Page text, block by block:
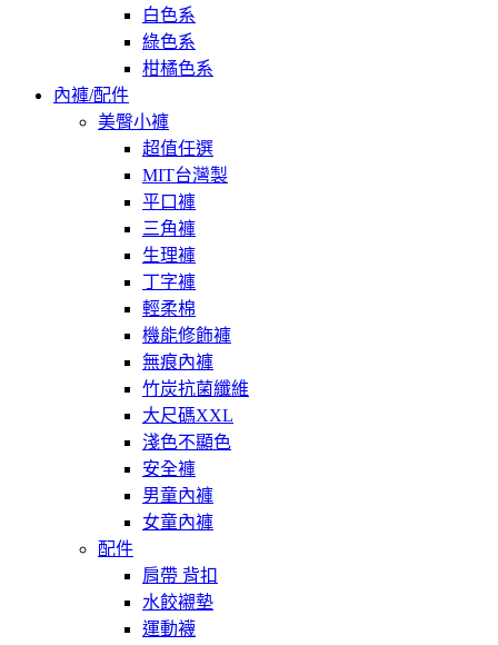
白色系
綠色系
柑橘色系
內褲/配件
美臀小褲
超值任選
MIT台灣製
平口褲
三角褲
生理褲
丁字褲
輕柔棉
機能修飾褲
無痕內褲
竹炭抗菌纖維
大尺碼XXL
淺色不顯色
安全褲
男童內褲
女童內褲
配件
肩帶 背扣
水餃襯墊
運動襪